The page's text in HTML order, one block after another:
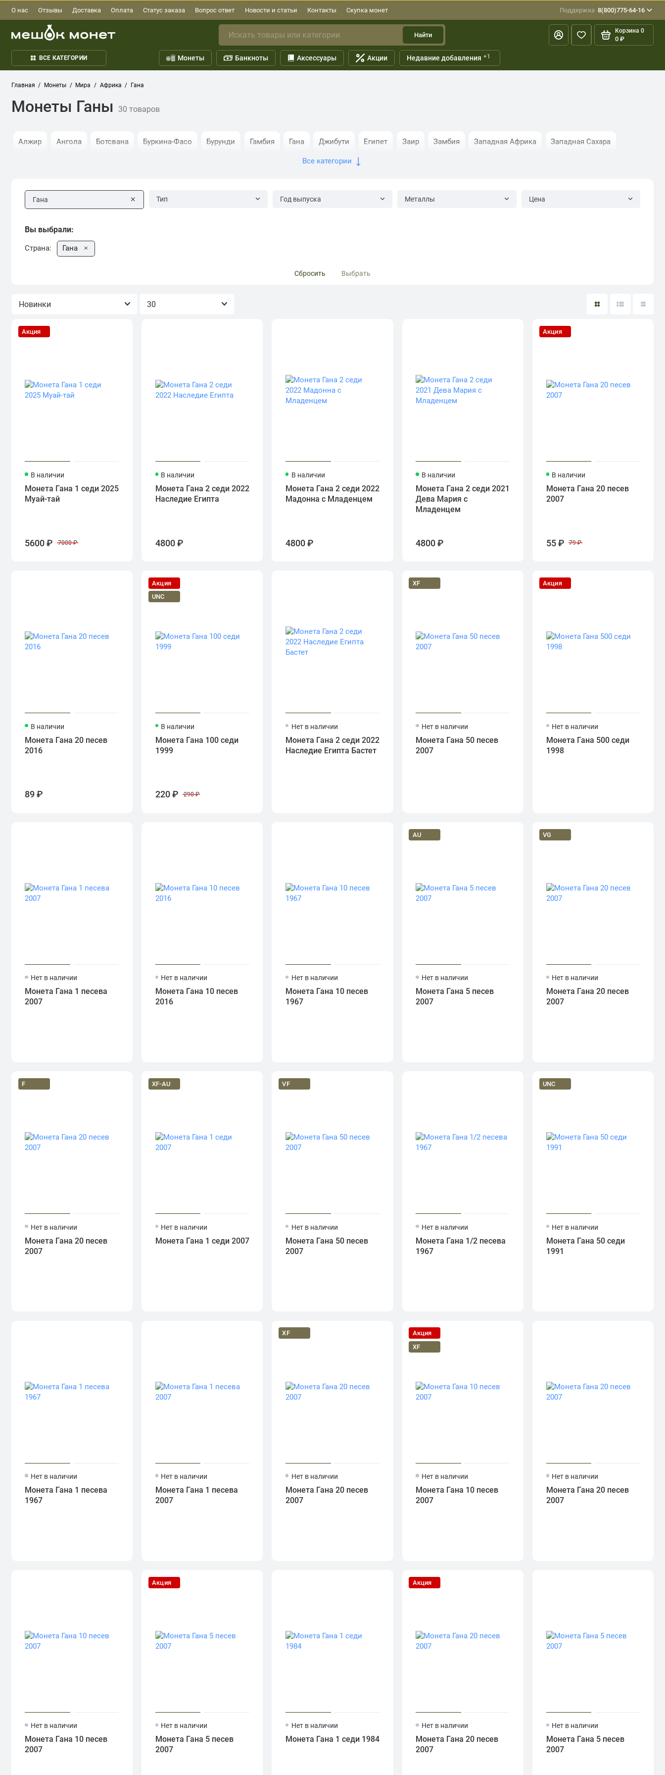
О нас Отзывы Доставка Оплата Статус заказа Вопрос ответ Новости и статьи Контакты Скупка монет Поддержка 8(800)775-64-16
Найти
Корзина 0
0 ₽
ВСЕ КАТЕГОРИИ Монеты Банкноты Аксессуары Акции Недавние добавления +1
Главная Монеты Мира Африка Гана
Монеты Ганы 30 товаров
Алжир Ангола Ботсвана Буркина-Фасо Бурунди Гамбия Гана Джибути Египет Заир Замбия Западная Африка Западная Сахара
Либерия
Намибия Нигерия Руанда
Все категории
Гана Тип Год выпуска Металлы Цена
Вы выбрали:
Страна: Гана
Сбросить Выбрать
Акция
В наличии
Монета Гана 1 седи 2025
Муай-тай
5600 ₽ 7000 ₽
В наличии
Монета Гана 2 седи 2022
Наследие Египта
4800 ₽
В наличии
Монета Гана 2 седи 2022
Мадонна с Младенцем
4800 ₽
В наличии
Монета Гана 2 седи 2021
Дева Мария с
Младенцем
4800 ₽
Акция
В наличии
Монета Гана 20 песев
2007
55 ₽ 79 ₽
В наличии
Монета Гана 20 песев
2016
89 ₽
Акция
UNC
В наличии
Монета Гана 100 седи
1999
220 ₽ 290 ₽
Нет в наличии
Монета Гана 2 седи 2022
Наследие Египта Бастет
XF
Нет в наличии
Монета Гана 50 песев
2007
Акция
Нет в наличии
Монета Гана 500 седи
1998
Нет в наличии
Монета Гана 1 песева
2007
Нет в наличии
Монета Гана 10 песев
2016
Нет в наличии
Монета Гана 10 песев
1967
AU
Нет в наличии
Монета Гана 5 песев
2007
VG
Нет в наличии
Монета Гана 20 песев
2007
F
Нет в наличии
Монета Гана 20 песев
2007
XF-AU
Нет в наличии
Монета Гана 1 седи 2007
VF
Нет в наличии
Монета Гана 50 песев
2007
Нет в наличии
Монета Гана 1/2 песева
1967
UNC
Нет в наличии
Монета Гана 50 седи
1991
Нет в наличии
Монета Гана 1 песева
1967
Нет в наличии
Монета Гана 1 песева
2007
XF
Нет в наличии
Монета Гана 20 песев
2007
Акция
XF
Нет в наличии
Монета Гана 10 песев
2007
Нет в наличии
Монета Гана 20 песев
2007
Нет в наличии
Монета Гана 10 песев
2007
Акция
Нет в наличии
Монета Гана 5 песев
2007
Нет в наличии
Монета Гана 1 седи 1984
Акция
Нет в наличии
Монета Гана 20 песев
2007
Нет в наличии
Монета Гана 5 песев
2007